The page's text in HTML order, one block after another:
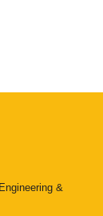
&